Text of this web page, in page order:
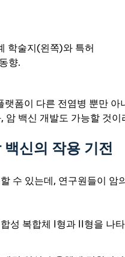
학술지(왼쪽)와 특허
향.
폼이 다른 전염병 뿐만
백신 개발도 가능할 것
신의 작용 기전
수 있는데, 연구원들이 암
성 복합체 I형과 II형을 나